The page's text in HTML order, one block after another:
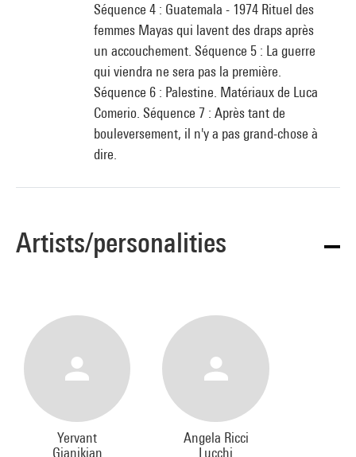
Séquence 4 : Guatemala - 1974 Rituel des
femmes Mayas qui lavent des draps après
un accouchement. Séquence 5 : La guerre
qui viendra ne sera pas la première.
Séquence 6 : Palestine. Matériaux de Luca
Comerio. Séquence 7 : Après tant de
bouleversement, il n'y a pas grand-chose à
dire.
Artists/personalities
Yervant
Gianikian
Angela Ricci
Lucchi